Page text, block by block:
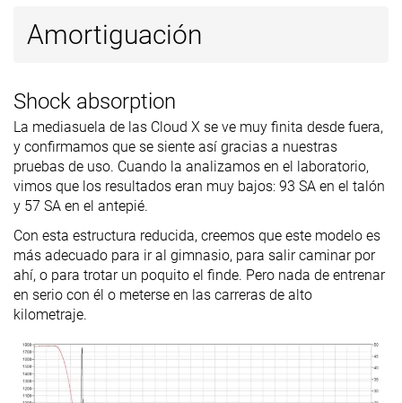
Amortiguación
Shock absorption
La mediasuela de las Cloud X se ve muy finita desde fuera,
y confirmamos que se siente así gracias a nuestras
pruebas de uso. Cuando la analizamos en el laboratorio,
vimos que los resultados eran muy bajos: 93 SA en el talón
y 57 SA en el antepié.
Con esta estructura reducida, creemos que este modelo es
más adecuado para ir al gimnasio, para salir caminar por
ahí, o para trotar un poquito el finde. Pero nada de entrenar
en serio con él o meterse en las carreras de alto
kilometraje.